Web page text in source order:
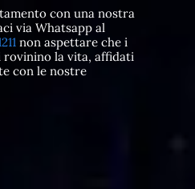
con una nostra
via Whatsapp al
non aspettare che i
rovinino la vita, affidati
con le nostre